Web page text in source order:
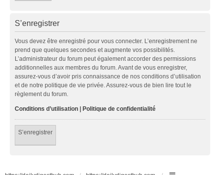
S’enregistrer
Vous devez être enregistré pour vous connecter. L’enregistrement ne
prend que quelques secondes et augmente vos possibilités.
L’administrateur du forum peut également accorder des permissions
additionnelles aux membres du forum. Avant de vous enregistrer,
assurez-vous d’avoir pris connaissance de nos conditions d’utilisation
et de notre politique de vie privée. Assurez-vous de bien lire tout le
règlement du forum.
Conditions d’utilisation Politique de confidentialité
S’enregistrer